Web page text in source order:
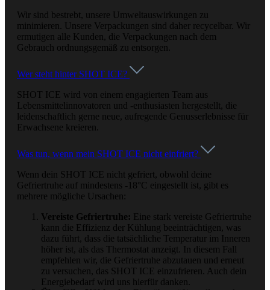
Wir sind bestrebt, unsere Umweltauswirkungen zu
minimieren. Unsere Verpackungen sind daher recycelbar. Wir
ermutigen alle Kunden, die Verpackungen nach dem
Gebrauch ordnungsgemäß zu entsorgen.
Wer steht hinter SHOT ICE?
SHOT ICE wird von einem engagierten Team aus
Lebensmittelinnovatoren und -enthusiasten hergestellt, die
leidenschaftlich gerne neue, aufregende Genusserlebnisse für
Erwachsene kreieren.
Was tun, wenn mein SHOT ICE nicht einfriert?
Wenn dein SHOT ICE nicht gefriert, obwohl deine
Gefriertruhe auf mindestens -18°C eingestellt ist, gibt es
mehrere mögliche Ursachen:
Vereiste Gefriertruhe: Eine stark vereiste Gefriertruhe
kann die Effizienz der Kühlung beeinträchtigen, was
dazu führt, dass die tatsächliche Temperatur im Inneren
höher ist, als das Thermostat anzeigt. In diesem Fall
empfehlen wir, die Gefriertruhe abzutauen und erneut
zu versuchen, das SHOT ICE einzufrieren. Auch dein
Energiebedarf wird uns hierfür danken.